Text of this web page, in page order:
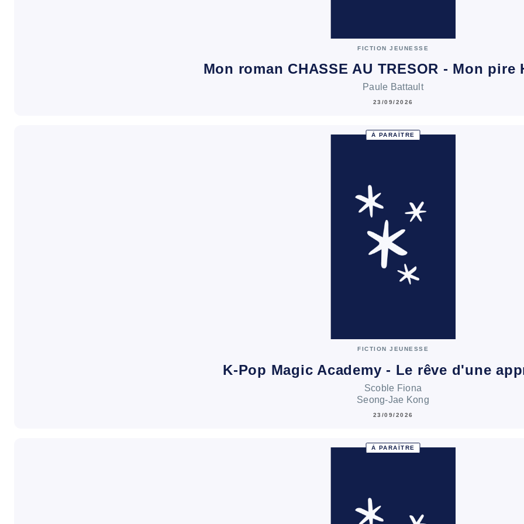
FICTION JEUNESSE
Mon roman CHASSE AU TRESOR - Mon
Paule Battault
23/09/2026
À PARAÎTRE
FICTION JEUNESSE
K-Pop Magic Academy - Le rêve d'une
Scoble Fiona
Seong-Jae Kong
23/09/2026
À PARAÎTRE